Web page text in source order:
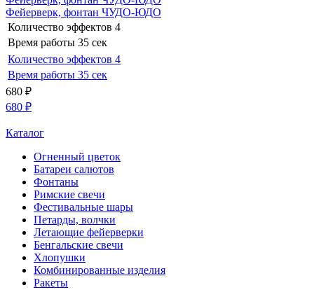
Фейерверк, фонтан ЧУДО-ЮДО
Количество эффектов 4
Время работы 35 сек
Количество эффектов 4
Время работы 35 сек
680 ₽
680 ₽
Каталог
Огненный цветок
Батареи салютов
Фонтаны
Римские свечи
Фестивальные шары
Петарды, волчки
Летающие фейерверки
Бенгальские свечи
Хлопушки
Комбинированные изделия
Ракеты